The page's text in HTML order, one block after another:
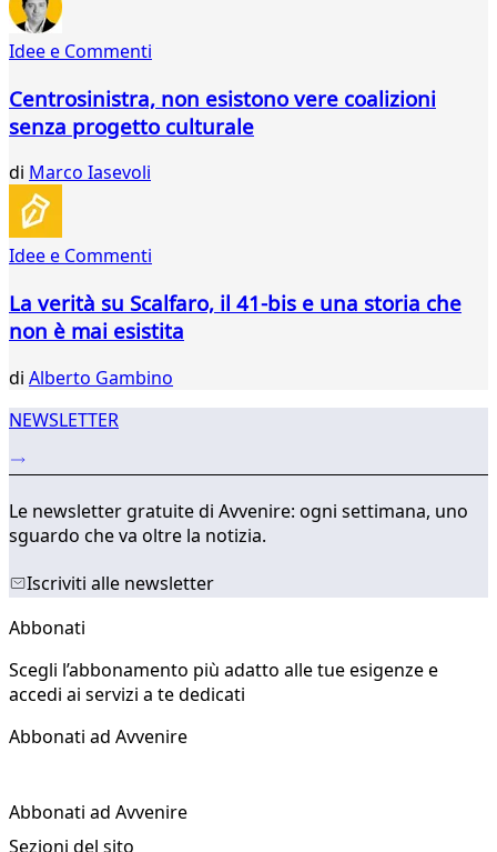
Idee e Commenti
Centrosinistra, non esistono vere coalizioni
senza progetto culturale
di Marco Iasevoli
Idee e Commenti
La verità su Scalfaro, il 41-bis e una storia che
non è mai esistita
di Alberto Gambino
NEWSLETTER
Le newsletter gratuite di Avvenire: ogni settimana, uno
sguardo che va oltre la notizia.
Iscriviti alle newsletter
Abbonati
Scegli l’abbonamento più adatto alle tue esigenze e
accedi ai servizi a te dedicati
Abbonati ad Avvenire
Abbonati ad Avvenire
Sezioni del sito